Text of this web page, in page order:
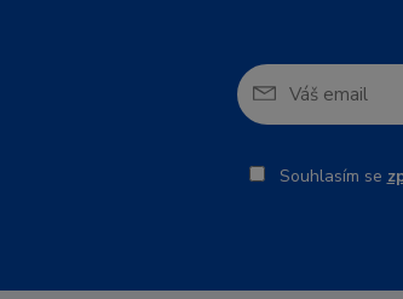
Souhlasím se